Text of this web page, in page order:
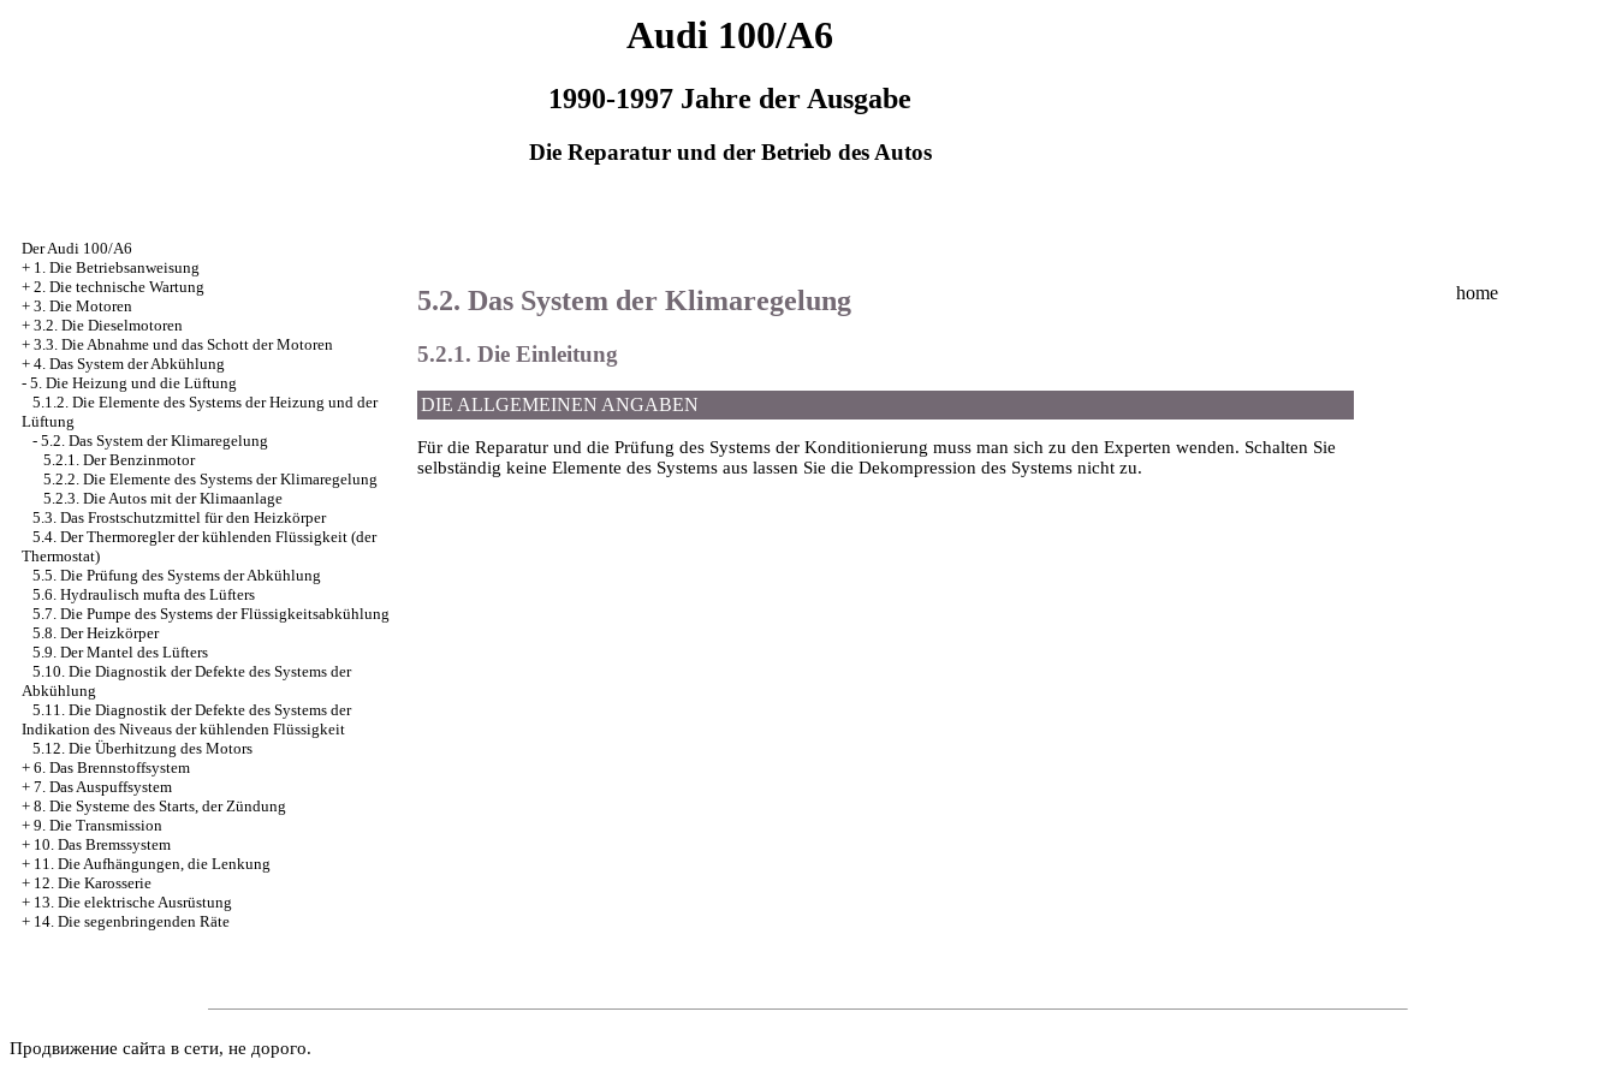
Audi 100/A6
1990-1997 Jahre der Ausgabe
Die Reparatur und der Betrieb des Autos
Der Audi 100/A6
+ 1. Die Betriebsanweisung
+ 2. Die technische Wartung
+ 3. Die Motoren
+ 3.2. Die Dieselmotoren
+ 3.3. Die Abnahme und das Schott der Motoren
+ 4. Das System der Abkühlung
- 5. Die Heizung und die Lüftung
5.1.2. Die Elemente des Systems der Heizung und der
Lüftung
- 5.2. Das System der Klimaregelung
5.2.1. Der Benzinmotor
5.2.2. Die Elemente des Systems der Klimaregelung
5.2.3. Die Autos mit der Klimaanlage
5.3. Das Frostschutzmittel für den Heizkörper
5.4. Der Thermoregler der kühlenden Flüssigkeit (der
Thermostat)
5.5. Die Prüfung des Systems der Abkühlung
5.6. Hydraulisch mufta des Lüfters
5.7. Die Pumpe des Systems der Flüssigkeitsabkühlung
5.8. Der Heizkörper
5.9. Der Mantel des Lüfters
5.10. Die Diagnostik der Defekte des Systems der
Abkühlung
5.11. Die Diagnostik der Defekte des Systems der
Indikation des Niveaus der kühlenden Flüssigkeit
5.12. Die Überhitzung des Motors
+ 6. Das Brennstoffsystem
+ 7. Das Auspuffsystem
+ 8. Die Systeme des Starts, der Zündung
+ 9. Die Transmission
+ 10. Das Bremssystem
+ 11. Die Aufhängungen, die Lenkung
+ 12. Die Karosserie
+ 13. Die elektrische Ausrüstung
+ 14. Die segenbringenden Räte
5.2. Das System der Klimaregelung
5.2.1. Die Einleitung
DIE ALLGEMEINEN ANGABEN
Für die Reparatur und die Prüfung des Systems der Konditionierung muss man sich zu den Experten wenden. Schalten Sie
selbständig keine Elemente des Systems aus lassen Sie die Dekompression des Systems nicht zu.
home
Продвижение сайта в сети, не дорого.